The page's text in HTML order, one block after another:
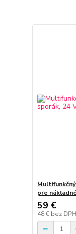
pre
59 €
48 € bez DPH